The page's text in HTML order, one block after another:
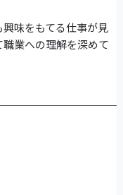
味をもてる仕事が見
業への理解を深めて